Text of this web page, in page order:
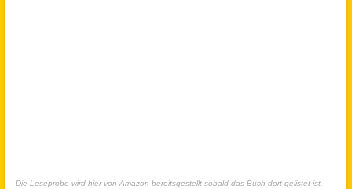
Die Leseprobe wird hier von Amazon bereitsgestellt sobald das Buch dort gelistet ist.